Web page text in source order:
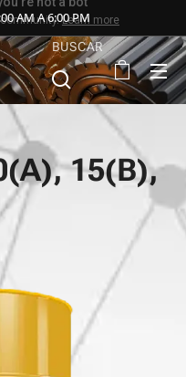
AM A 6:00 PM
BUSCAR
15(B),